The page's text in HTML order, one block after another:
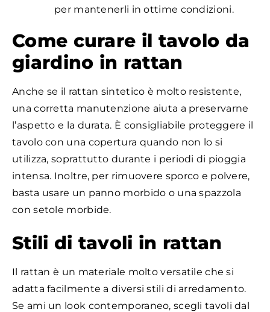
per mantenerli in ottime condizioni.
Come curare il tavolo da
giardino in rattan
Anche se il rattan sintetico è molto resistente,
una corretta manutenzione aiuta a preservarne
l’aspetto e la durata. È consigliabile proteggere il
tavolo con una copertura quando non lo si
utilizza, soprattutto durante i periodi di pioggia
intensa. Inoltre, per rimuovere sporco e polvere,
basta usare un panno morbido o una spazzola
con setole morbide.
Stili di tavoli in rattan
Il rattan è un materiale molto versatile che si
adatta facilmente a diversi stili di arredamento.
Se ami un look contemporaneo, scegli tavoli dal